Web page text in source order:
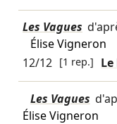
Les Vagues
Élise Vigneron
12/12 [1 rep.]
Les Vagues
Élise Vigneron